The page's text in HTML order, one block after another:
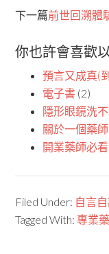
下一篇前世回溯體
你也許會喜歡
預言又成真(
電子書 (2)
隱形眼鏡洗
關於一個藥師
開業藥師必
Filed Under: 自言
Tagged With:專業